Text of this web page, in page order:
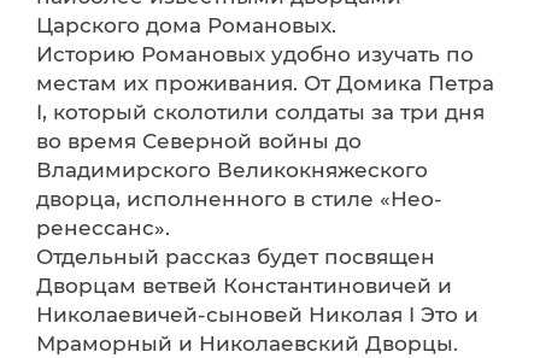
Царского дома Романовых.
Историю Романовых удобно изучать по
местам их проживания. От Домика Петра
I, который сколотили солдаты за три дня
во время Северной войны до
Владимирского Великокняжеского
дворца, исполненного в стиле «Нео-
ренессанс».
Отдельный рассказ будет посвящен
Дворцам ветвей Константиновичей и
Николаевичей-сыновей Николая I Это и
Мраморный и Николаевский Дворцы.